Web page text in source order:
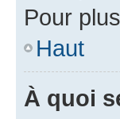
Pour
Haut
À quoi